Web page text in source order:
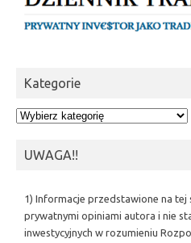
Kategorie
Kategorie
UWAGA!!
1) Informacje przedstawione na
prywatnymi opiniami autora i nie
inwestycyjnych w rozumieniu